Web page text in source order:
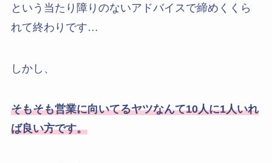
という当たり障りのないアドバイスで締めくくら
れて終わりです…
しかし、
そもそも営業に向いてるヤツなんて10人に1人いれ
ば良い方です。